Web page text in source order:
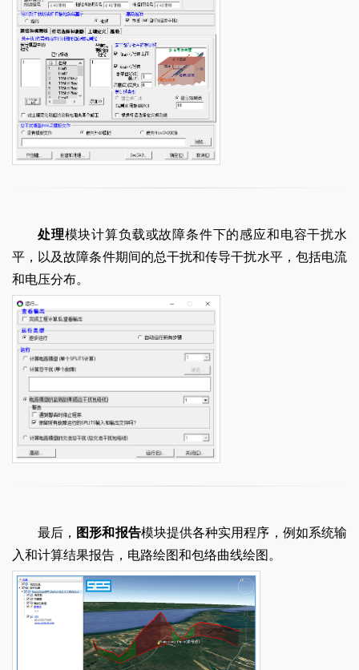
处理模块计算负载或故障条件下的感应和电容干扰水
平，以及故障条件期间的总干扰和传导干扰水平，包括电流
和电压分布。
最后， 图形和报告模块提供各种实用程序，例如系统输
入和计算结果报告，电路绘图和包络曲线绘图。